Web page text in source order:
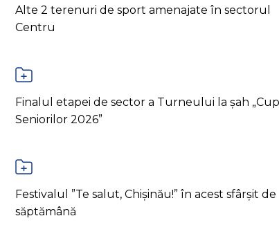
Alte 2 terenuri de sport amenajate în sectorul
Centru
Finalul etapei de sector a Turneului la șah
Seniorilor 2026”
Festivalul ”Te salut, Chișinău!” în acest sfârșit de
săptămână